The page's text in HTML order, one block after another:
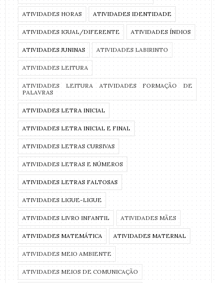
ATIVIDADES HORAS ATIVIDADES IDENTIDADE
ATIVIDADES IGUAL/DIFERENTE ATIVIDADES ÍNDIOS
ATIVIDADES JUNINAS ATIVIDADES LABIRINTO
ATIVIDADES LEITURA
ATIVIDADES LEITURA ATIVIDADES FORMAÇÃO DE
PALAVRAS
ATIVIDADES LETRA INICIAL
ATIVIDADES LETRA INICIAL E FINAL
ATIVIDADES LETRAS CURSIVAS
ATIVIDADES LETRAS E NÚMEROS
ATIVIDADES LETRAS FALTOSAS
ATIVIDADES LIGUE-LIGUE
ATIVIDADES LIVRO INFANTIL ATIVIDADES MÃES
ATIVIDADES MATEMÁTICA ATIVIDADES MATERNAL
ATIVIDADES MEIO AMBIENTE
ATIVIDADES MEIOS DE COMUNICAÇÃO